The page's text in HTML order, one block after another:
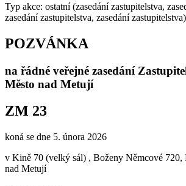
Typ akce: ostatní (zasedání zastupitelstva,
zasedání zastupitelstva, zasedání zastupitelstva)
POZVÁNKA
na řádné veřejné zasedání
Město nad Metují
ZM 23
koná se dne 5. února 2026
v Kině 70 (velký sál) , Boženy Němcové 720,
nad Metují